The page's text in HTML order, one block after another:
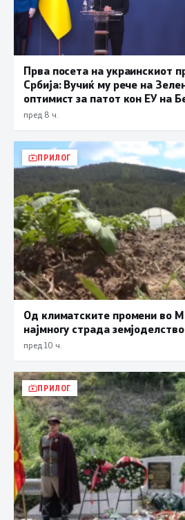
Прва посета на украинскиот
Србија: Вучиќ му рече на
оптимист за патот кон ЕУ на
пред 8 ч.
ПРИЛОГ
Од климатските промени во
најмногу страда
пред 10 ч.
ПРИЛОГ